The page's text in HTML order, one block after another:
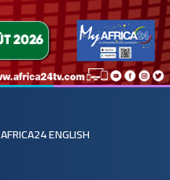
AFRICA24 ENGLISH